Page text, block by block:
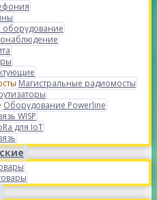
оборудование
Магистральные радиомосты
Оборудование Powerline
WISP
для IoT